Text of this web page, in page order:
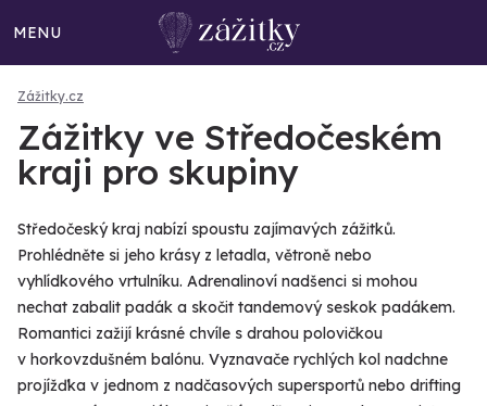
MENU
Zážitky.cz
Zážitky ve Středočeském
kraji pro skupiny
Středočeský kraj nabízí spoustu zajímavých zážitků.
Prohlédněte si jeho krásy z letadla, větroně nebo
vyhlídkového vrtulníku. Adrenalinoví nadšenci si mohou
nechat zabalit padák a skočit tandemový seskok padákem.
Romantici zažijí krásné chvíle s drahou polovičkou
v horkovzdušném balónu. Vyznavače rychlých kol nadchne
projížďka v jednom z nadčasových supersportů nebo drifting